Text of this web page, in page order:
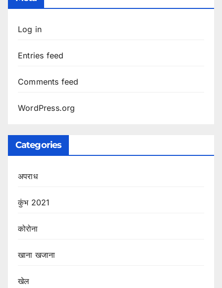
Log in
Entries feed
Comments feed
WordPress.org
Categories
अपराध
कुंभ 2021
कोरोना
खाना खजाना
खेल